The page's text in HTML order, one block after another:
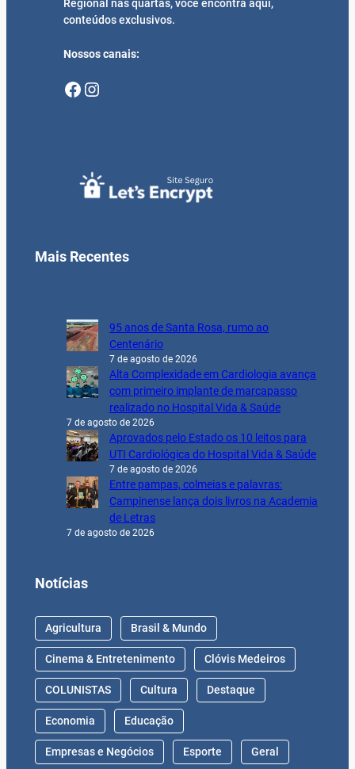
Regional nas quartas, você encontra aqui,
conteúdos exclusivos.
Nossos canais:
Facebook Instagram
Mais Recentes
95 anos de Santa Rosa, rumo ao
Centenário
7 de agosto de 2026
Alta Complexidade em Cardiologia avança
com primeiro implante de marcapasso
realizado no Hospital Vida & Saúde
7 de agosto de 2026
Aprovados pelo Estado os 10 leitos para
UTI Cardiológica do Hospital Vida & Saúde
7 de agosto de 2026
Entre pampas, colmeias e palavras:
Campinense lança dois livros na Academia
de Letras
7 de agosto de 2026
Notícias
Agricultura Brasil & Mundo
Cinema & Entretenimento Clóvis Medeiros
COLUNISTAS Cultura Destaque
Economia Educação
Empresas e Negócios Esporte Geral